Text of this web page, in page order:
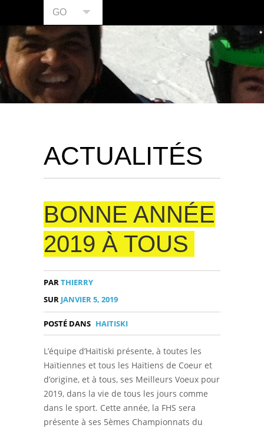
GO
ACTUALITÉS
BONNE ANNÉE
2019 À TOUS
PARTHIERRY
SUR JANVIER 5, 2019
POSTÉ DANS HAITISKI
L’équipe d’Haïtiski présente, à toutes les
Haïtiennes et tous les Haïtiens de Coeur et
d’origine, et à tous, ses Meilleurs Voeux pour
2019, dans la vie de tous les jours comme
dans le sport. Cette année, la FHS sera
présente à ses 5èmes Championnats du